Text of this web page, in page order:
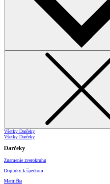
Všetky Darčeky
Všetky Darčeky
Darčeky
Znamenie zverokruhu
Doplnky k šperkom
Mamička